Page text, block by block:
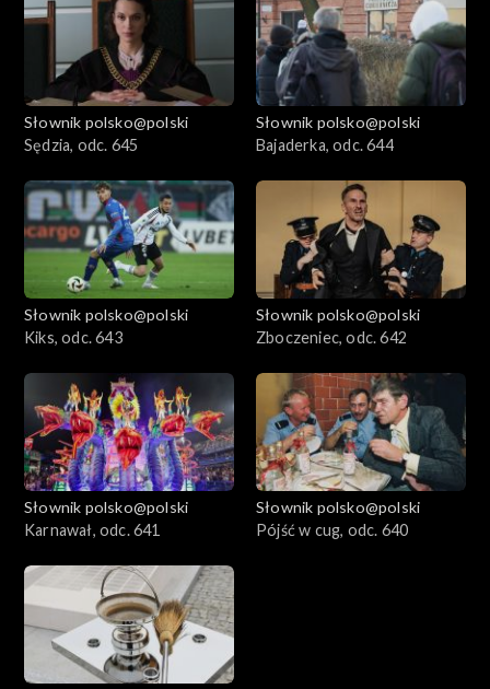
Słownik polsko@polski
Sędzia, odc. 645
Słownik polsko@polski
Bajaderka, odc. 644
Słownik polsko@polski
Kiks, odc. 643
Słownik polsko@polski
Zboczeniec, odc. 642
Słownik polsko@polski
Karnawał, odc. 641
Słownik polsko@polski
Pójść w cug, odc. 640